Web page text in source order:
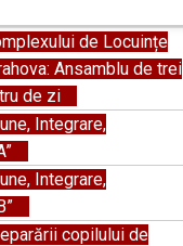
de Locuințe
Ansamblu de trei
de zi
Integrare,
Integrare,
copilului de